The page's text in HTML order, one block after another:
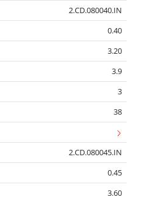
2.CD.080040.IN
0.40
3.20
3.9
3
38
2.CD.080045.IN
0.45
3.60